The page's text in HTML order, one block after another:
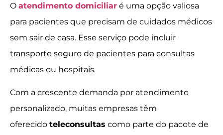
O atendimento domiciliar é uma opção valiosa
para pacientes que precisam de cuidados médicos
sem sair de casa. Esse serviço pode incluir
transporte seguro de pacientes para consultas
médicas ou hospitais.
Com a crescente demanda por atendimento
personalizado, muitas empresas têm
oferecido teleconsultas como parte do pacote de